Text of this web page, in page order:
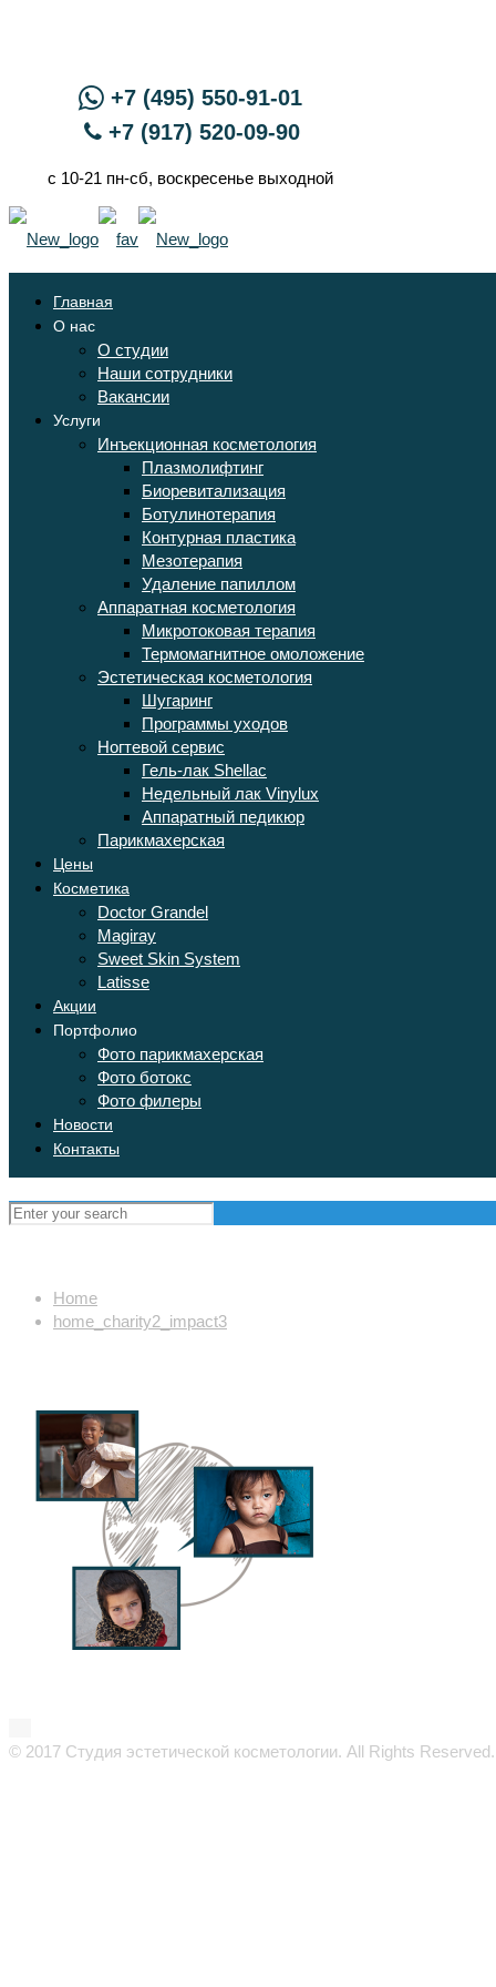
+7 (495) 550-91-01
+7 (917) 520-09-90
с 10-21 пн-сб, воскресенье выходной
Главная
О нас
О студии
Наши сотрудники
Вакансии
Услуги
Инъекционная косметология
Плазмолифтинг
Биоревитализация
Ботулинотерапия
Контурная пластика
Мезотерапия
Удаление папиллом
Аппаратная косметология
Микротоковая терапия
Термомагнитное омоложение
Эстетическая косметология
Шугаринг
Программы уходов
Ногтевой сервис
Гель-лак Shellac
Недельный лак Vinylux
Аппаратный педикюр
Парикмахерская
Цены
Косметика
Doctor Grandel
Magiray
Sweet Skin System
Latisse
Акции
Портфолио
Фото парикмахерская
Фото ботокс
Фото филеры
Новости
Контакты
Home
home_charity2_impact3
© 2017 Студия эстетической косметологии. All Rights Reserved.